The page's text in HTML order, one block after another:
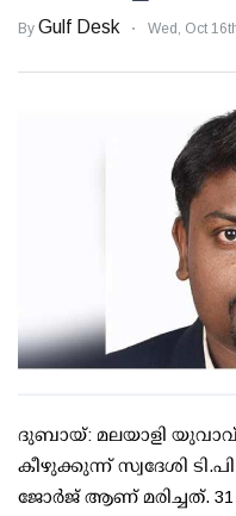
By Gulf Desk Wed, Oct
ദുബായ്: മലയാളി
കീഴുക്കുന്ന് സ്വദേശി
ജോര്‍ജ് ആണ് മരിച്ചത്.